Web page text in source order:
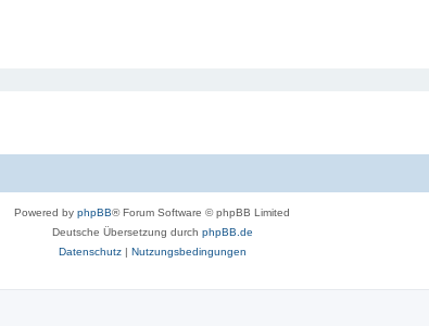
Powered by phpBB® Forum Software © phpBB Limited
Deutsche Übersetzung durch phpBB.de
Datenschutz| Nutzungsbedingungen